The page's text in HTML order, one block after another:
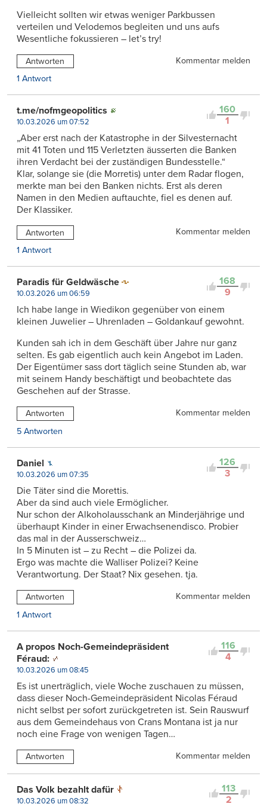
Vielleicht sollten wir etwas weniger Parkbussen
verteilen und Velodemos begleiten und uns aufs
Wesentliche fokussieren – let’s try!
Antworten
Kommentar melden
1 Antwort
160
1
t.me/nofmgeopolitics
10.03.2026 um 07:52
„Aber erst nach der Katastrophe in der Silvesternacht
mit 41 Toten und 115 Verletzten äusserten die Banken
ihren Verdacht bei der zuständigen Bundesstelle.“
Klar, solange sie (die Morretis) unter dem Radar flogen,
merkte man bei den Banken nichts. Erst als deren
Namen in den Medien auftauchte, fiel es denen auf.
Der Klassiker.
Antworten
Kommentar melden
1 Antwort
168
9
Paradis für Geldwäsche
10.03.2026 um 06:59
Ich habe lange in Wiedikon gegenüber von einem
kleinen Juwelier – Uhrenladen – Goldankauf gewohnt.
Kunden sah ich in dem Geschäft über Jahre nur ganz
selten. Es gab eigentlich auch kein Angebot im Laden.
Der Eigentümer sass dort täglich seine Stunden ab, war
mit seinem Handy beschäftigt und beobachtete das
Geschehen auf der Strasse.
Antworten
Kommentar melden
5 Antworten
126
3
Daniel
10.03.2026 um 07:35
Die Täter sind die Morettis.
Aber da sind auch viele Ermöglicher.
Nur schon der Alkoholausschank an Minderjährige und
überhaupt Kinder in einer Erwachsenendisco. Probier
das mal in der Ausserschweiz…
In 5 Minuten ist – zu Recht – die Polizei da.
Ergo was machte die Walliser Polizei? Keine
Verantwortung. Der Staat? Nix gesehen. tja.
Antworten
Kommentar melden
1 Antwort
116
4
A propos Noch-Gemeindepräsident
Féraud:
10.03.2026 um 08:45
Es ist unerträglich, viele Woche zuschauen zu müssen,
dass dieser Noch-Gemeindepräsident Nicolas Féraud
nicht selbst per sofort zurückgetreten ist. Sein Rauswurf
aus dem Gemeindehaus von Crans Montana ist ja nur
noch eine Frage von wenigen Tagen…
Antworten Kommentar melden
113
2
Das Volk bezahlt dafür
10.03.2026 um 08:32